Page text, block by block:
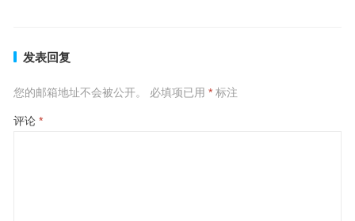
发表回复
您的邮箱地址不会被公开。 必填项已用 *标注
评论 *